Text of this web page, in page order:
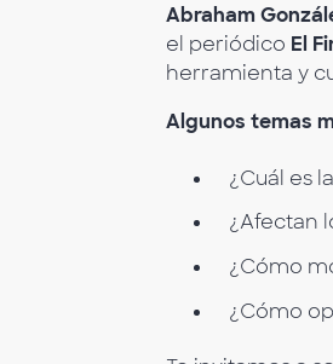
Abraham
el periódico El
herramienta y
Algunos temas
¿Cuál es
¿Afectan
¿Cómo
¿Cómo